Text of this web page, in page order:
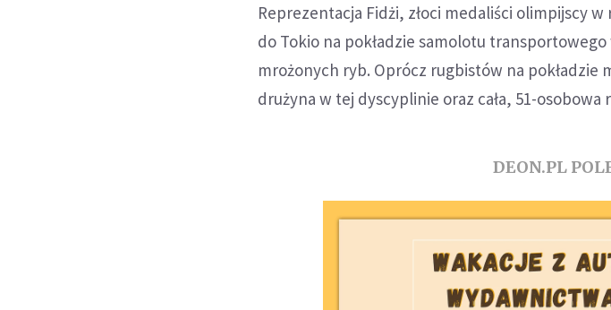
Reprezentacja Fidżi, złoci medaliści olimpijscy
do Tokio na pokładzie samolotu
mrożonych ryb. Oprócz rugbistów na pokładzie
drużyna w tej dyscyplinie oraz cała, 51-osobowa
DEON.PL